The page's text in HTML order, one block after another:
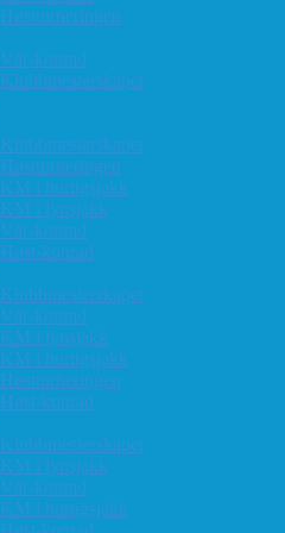
Høstturneringen
Vår-konrad
Klubbmesterskapet
Klubbmesterskapet
Høstturneringen
KM i hurtigsjakk
KM i lynsjakk
Vår-konrad
Høst-konrad
Klubbmesterskapet
Vår-konrad
KM i lynsjakk
KM i hurtigsjakk
Høstturneringen
Høst-konrad
Klubbmesterskapet
KM i lynsjakk
Vår-konrad
KM i hurtigsjakk